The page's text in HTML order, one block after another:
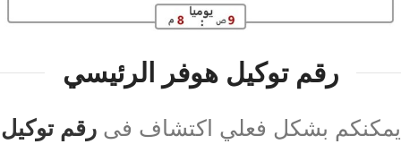
رقم توكيل هوفر الرئيسي
يمكنكم بشكل فعلي اكتشاف فىرقم توكيل